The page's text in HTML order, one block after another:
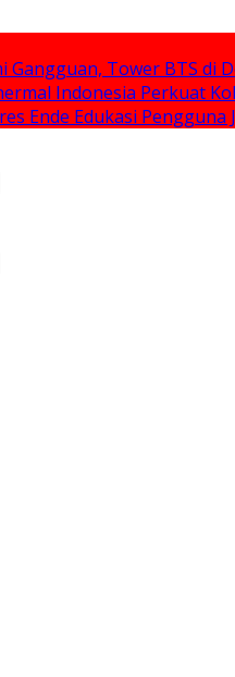
Gangguan, Tower BTS di
Indonesia Perkuat
Ende Edukasi